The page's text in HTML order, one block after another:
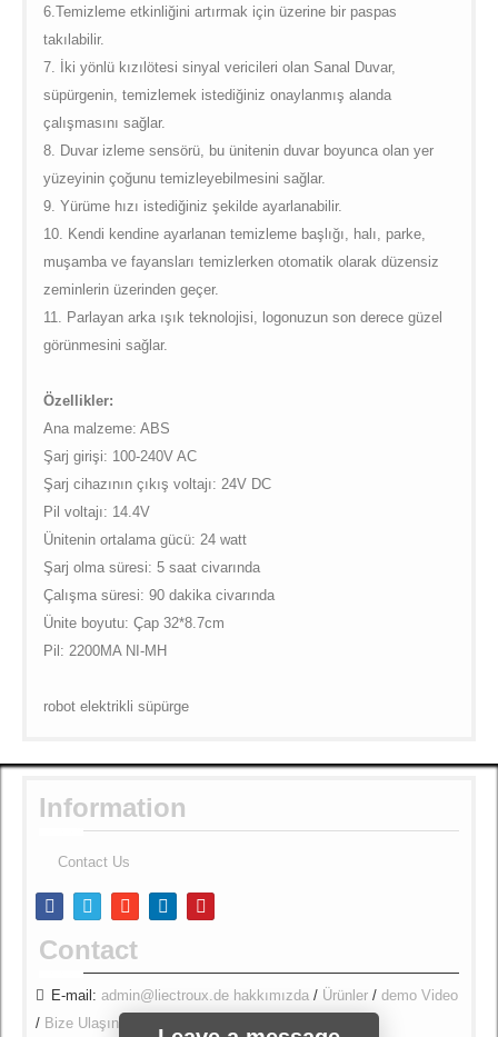
6.Temizleme etkinliğini artırmak için üzerine bir paspas
takılabilir.
7. İki yönlü kızılötesi sinyal vericileri olan Sanal Duvar,
süpürgenin, temizlemek istediğiniz onaylanmış alanda
çalışmasını sağlar.
8. Duvar izleme sensörü, bu ünitenin duvar boyunca olan yer
yüzeyinin çoğunu temizleyebilmesini sağlar.
9. Yürüme hızı istediğiniz şekilde ayarlanabilir.
10. Kendi kendine ayarlanan temizleme başlığı, halı, parke,
muşamba ve fayansları temizlerken otomatik olarak düzensiz
zeminlerin üzerinden geçer.
11. Parlayan arka ışık teknolojisi, logonuzun son derece güzel
görünmesini sağlar.
Özellikler:
Ana malzeme: ABS
Şarj girişi: 100-240V AC
Şarj cihazının çıkış voltajı: 24V DC
Pil voltajı: 14.4V
Ünitenin ortalama gücü: 24 watt
Şarj olma süresi: 5 saat civarında
Çalışma süresi: 90 dakika civarında
Ünite boyutu: Çap 32*8.7cm
Pil: 2200MA NI-MH
robot elektrikli süpürge
Information
Contact Us
Contact
E-mail: admin@liectroux.de hakkımızda / Ürünler / demo Video
/ Bize Ulaşın